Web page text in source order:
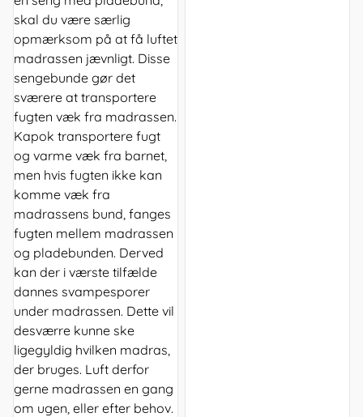
skal du være særlig
opmærksom på at få luftet
madrassen jævnligt. Disse
sengebunde gør det
sværere at transportere
fugten væk fra madrassen.
Kapok transportere fugt
og varme væk fra barnet,
men hvis fugten ikke kan
komme væk fra
madrassens bund, fanges
fugten mellem madrassen
og pladebunden. Derved
kan der i værste tilfælde
dannes svampesporer
under madrassen. Dette vil
desværre kunne ske
ligegyldig hvilken madras,
der bruges. Luft derfor
gerne madrassen en gang
om ugen, eller efter behov.